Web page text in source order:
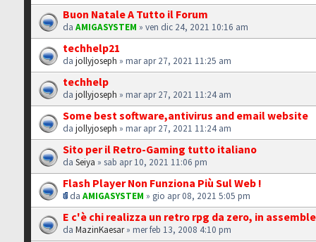
Buon Natale A Tutto il Forum
daAMIGASYSTEM » ven dic 24, 2021 10:16 am
techhelp21
dajollyjoseph » mar apr 27, 2021 11:25 am
techhelp
dajollyjoseph » mar apr 27, 2021 11:24 am
Some best software,antivirus and email website
dajollyjoseph » mar apr 27, 2021 11:24 am
Sito per il Retro-Gaming tutto italiano
daSeiya » sab apr 10, 2021 11:06 pm
Flash Player Non Funziona Più Sul Web !
daAMIGASYSTEM » gio apr 08, 2021 5:05 pm
E c'è chi realizza un retro rpg da zero, in
daMazinKaesar» mer feb 13, 2008 4:10 pm